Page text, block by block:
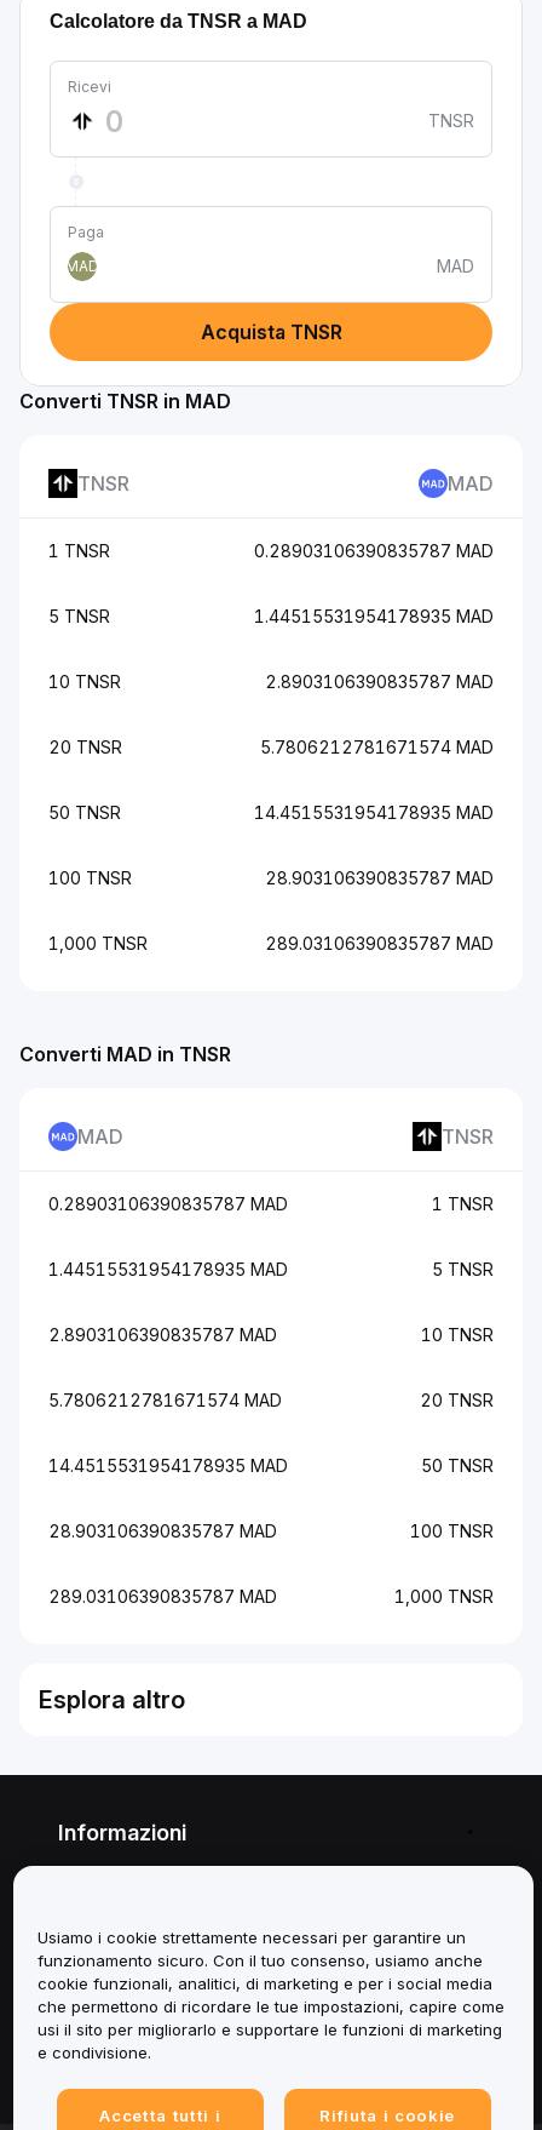
Calcolatore da TNSR a MAD
Ricevi
TNSR
Paga
MAD
MAD
Acquista TNSR
Converti TNSR in MAD
TNSR MAD
1 TNSR 0.28903106390835787 MAD
5 TNSR 1.44515531954178935 MAD
10 TNSR 2.8903106390835787 MAD
20 TNSR 5.7806212781671574 MAD
50 TNSR 14.4515531954178935 MAD
100 TNSR 28.903106390835787 MAD
1,000 TNSR 289.03106390835787 MAD
Converti MAD in TNSR
MAD TNSR
0.28903106390835787 MAD 1 TNSR
1.44515531954178935 MAD 5 TNSR
2.8903106390835787 MAD 10 TNSR
5.7806212781671574 MAD 20 TNSR
14.4515531954178935 MAD 50 TNSR
28.903106390835787 MAD 100 TNSR
289.03106390835787 MAD 1,000 TNSR
Esplora altro
Informazioni
Assistenza
Prodotti
Informazioni legali
Usiamo i cookie strettamente necessari per garantire un
funzionamento sicuro. Con il tuo consenso, usiamo anche
cookie funzionali, analitici, di marketing e per i social media
che permettono di ricordare le tue impostazioni, capire come
usi il sito per migliorarlo e supportare le funzioni di marketing
e condivisione.
Accetta tutti i
Rifiuta i cookie